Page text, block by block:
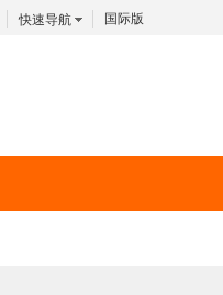
快速导航 国际版